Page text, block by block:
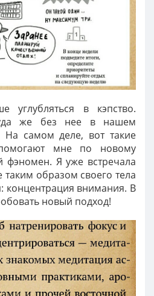
в кэпство.
же без нее в нашем
самом деле, вот такие
мне по новому
фэномен. Я уже встречала
образом своего тела
концентрация внимания. В
новый подход!